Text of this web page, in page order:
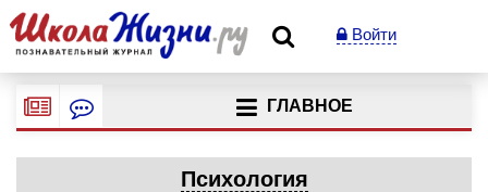
Войти
ГЛАВНОЕ
Психология